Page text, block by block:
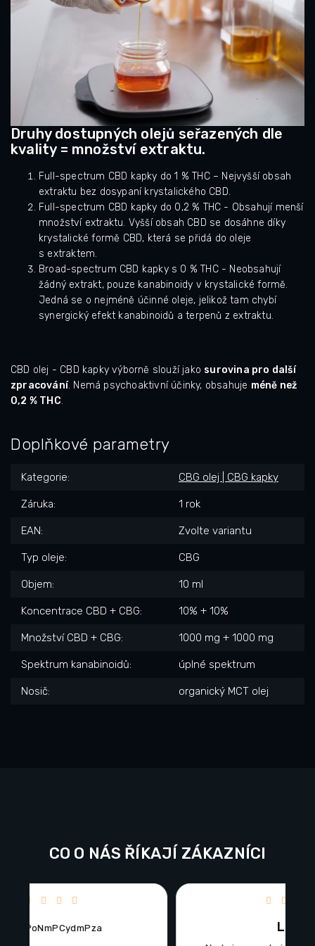
Druhy dostupných olejů seřazených dle
kvality = množství extraktu.
Full-spectrum CBD kapky do 1 % THC – Nejvyšší obsah
extraktu bez dosypaní krystalického CBD.
Full-spectrum CBD kapky do 0,2 % THC - Obsahují menší
množství extraktu. Vyšší obsah CBD se dosáhne díky
krystalické formě CBD, která se přidá do oleje
s extraktem.
Broad-spectrum CBD kapky s 0 % THC - Neobsahují
žádný extrakt, pouze kanabinoidy v krystalické formě.
Jedná se o nejméně účinné oleje, jelikož tam chybí
synergický efekt kanabinoidů a terpenů z extraktu.
CBD olej - CBD kapky výborně slouží jako surovina pro další
zpracování. Nemá psychoaktivní účinky, obsahuje méně než
0,2 % THC.
Doplňkové parametry
Kategorie: CBG olej | CBG kapky
Záruka: 1 rok
EAN: Zvolte variantu
Typ oleje: CBG
Objem: 10 ml
Koncentrace CBD + CBG: 10% + 10%
Množství CBD + CBG: 1000 mg + 1000 mg
Spektrum kanabinoidů: úplné spektrum
Nosič: organický MCT olej
CO O NÁS ŘÍKAJÍ ZÁKAZNÍCI
Hodnocení obchodu je 5 z 5 hvězdiček.